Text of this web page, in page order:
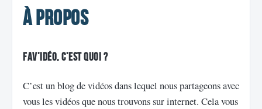
À propos
Fav’idéo, c’est quoi ?
C’est un blog de vidéos dans lequel nous partageons avec
vous les vidéos que nous trouvons sur internet. Cela vous